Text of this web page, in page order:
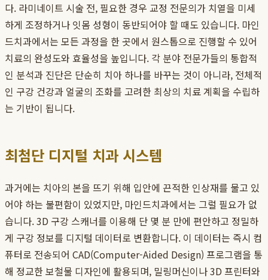
다. 라미네이트 시술 전, 필요한 경우 교정 전문의가 치열을 미세
하게 조정하거나 잇몸 성형이 동반되어야 할 때도 있습니다. 마인
드치과에서는 모든 과정을 한 곳에서 원스톱으로 진행할 수 있어
치료의 완성도와 효율성을 높입니다. 각 분야 전문가들의 통합적
인 분석과 진단은 단순히 치아 하나를 바꾸는 것이 아니라, 전체적
인 구강 건강과 얼굴의 조화를 고려한 최상의 치료 계획을 수립하
는 기반이 됩니다.
최첨단 디지털 치과 시스템
과거에는 치아의 본을 뜨기 위해 입안에 끈적한 인상재를 물고 있
어야 하는 불편함이 있었지만, 마인드치과에서는 그럴 필요가 없
습니다. 3D 구강 스캐너를 이용해 단 몇 분 만에 편안하고 정밀하
게 구강 정보를 디지털 데이터로 변환합니다. 이 데이터는 즉시 컴
퓨터로 전송되어 CAD(Computer-Aided Design) 프로그램을 통
해 정교한 보철물 디자인에 활용되며, 밀링머신이나 3D 프린터와